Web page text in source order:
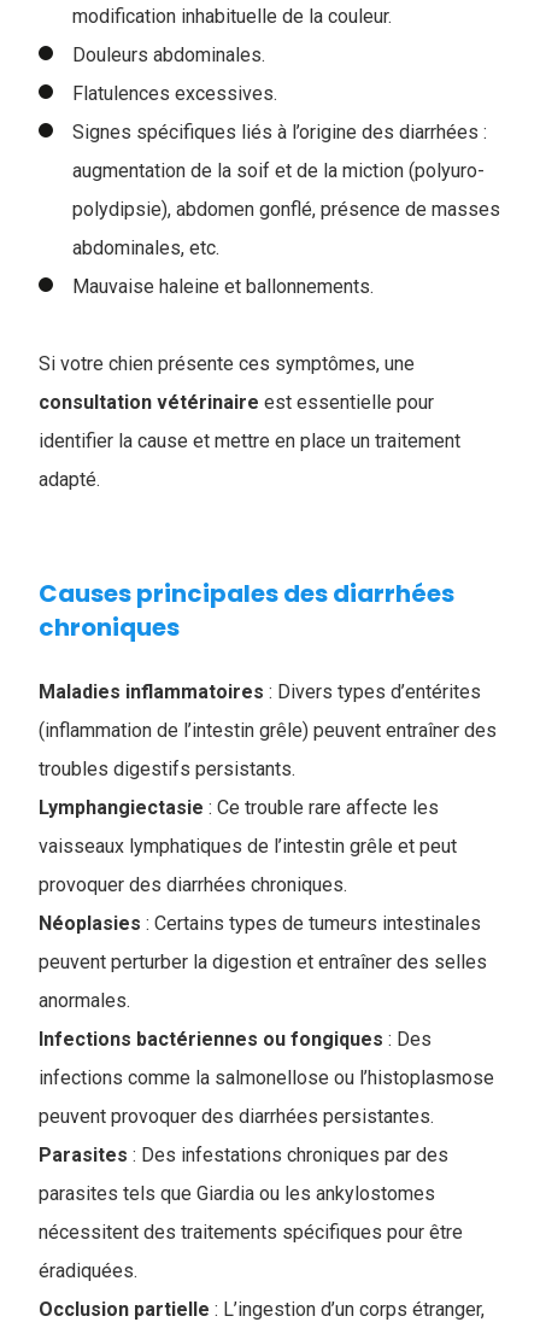
modification inhabituelle de la couleur.
Douleurs abdominales.
Flatulences excessives.
Signes spécifiques liés à l’origine des diarrhées :
augmentation de la soif et de la miction (polyuro-
polydipsie), abdomen gonflé, présence de masses
abdominales, etc.
Mauvaise haleine et ballonnements.
Si votre chien présente ces symptômes, une
consultation vétérinaire est essentielle pour
identifier la cause et mettre en place un traitement
adapté.
Causes principales des diarrhées
chroniques
Maladies inflammatoires : Divers types d’entérites
(inflammation de l’intestin grêle) peuvent entraîner des
troubles digestifs persistants.
Lymphangiectasie : Ce trouble rare affecte les
vaisseaux lymphatiques de l’intestin grêle et peut
provoquer des diarrhées chroniques.
Néoplasies : Certains types de tumeurs intestinales
peuvent perturber la digestion et entraîner des selles
anormales.
Infections bactériennes ou fongiques : Des
infections comme la salmonellose ou l’histoplasmose
peuvent provoquer des diarrhées persistantes.
Parasites : Des infestations chroniques par des
parasites tels que Giardia ou les ankylostomes
nécessitent des traitements spécifiques pour être
éradiquées.
Occlusion partielle : L’ingestion d’un corps étranger,